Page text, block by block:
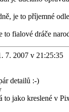
je to příjemné
to fialové dráče
7. 2007 v 21:25:35
detailů :-)
to jako kreslené v